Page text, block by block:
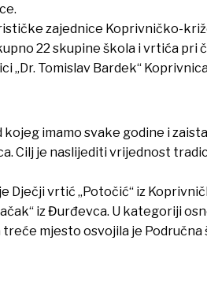
zajednice Koprivničko-
22 skupine škola i vrtića pri
„Dr. Tomislav Bardek“
imamo svake godine i
Cilj je naslijediti vrijednost
Dječji vrtić „Potočić“ iz
iz Đurđevca. U kategoriji
mjesto osvojila je Područna